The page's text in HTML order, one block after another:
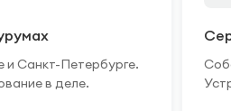
Санкт-Петербурге.
в деле.